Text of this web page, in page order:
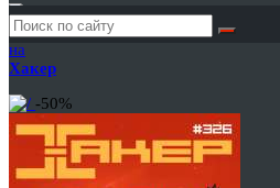
Годовая
подписка
на
Хакер
-50%